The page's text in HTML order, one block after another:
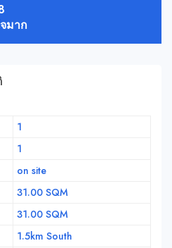
มาก
1
1
on site
31.00 SQM
31.00 SQM
1.5km South